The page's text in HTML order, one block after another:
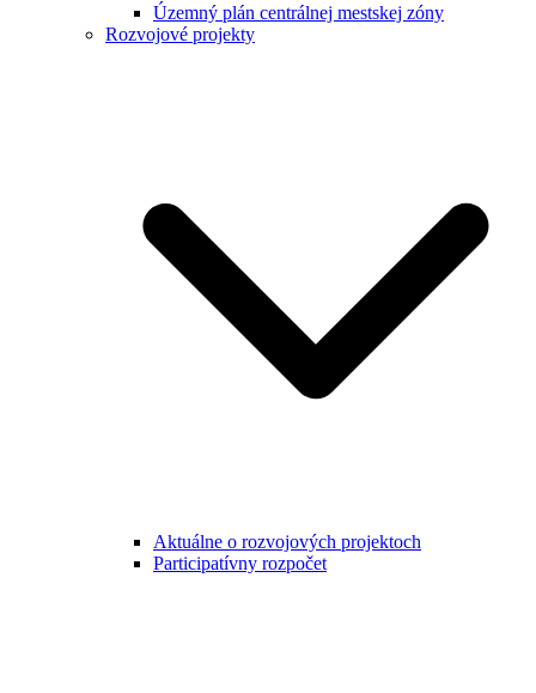
Územný plán centrálnej mestskej zóny
Rozvojové projekty
Aktuálne o rozvojových projektoch
Participatívny rozpočet